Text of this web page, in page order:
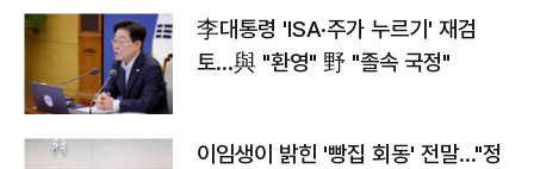
李대통령 'ISA·주가 누르기' 재검
토…與 "환영" 野 "졸속 국정"
이임생이 밝힌 '빵집 회동' 전말…"정